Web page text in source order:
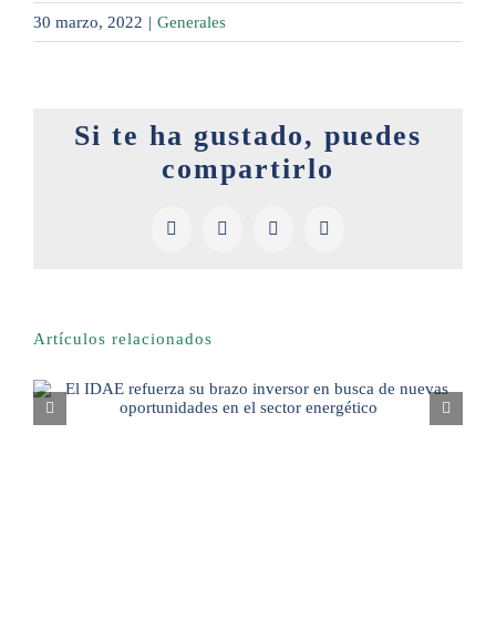
30 marzo, 2022 | Generales
Si te ha gustado, puedes
compartirlo
Facebook
X LinkedInPinterest
Artículos relacionados